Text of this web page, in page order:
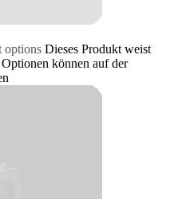
options Dieses Produkt weist
können auf der